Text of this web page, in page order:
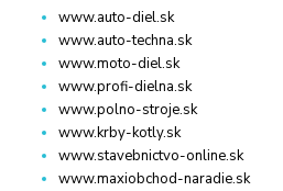
www.auto-diel.sk
www.auto-techna.sk
www.moto-diel.sk
www.profi-dielna.sk
www.polno-stroje.sk
www.krby-kotly.sk
www.stavebnictvo-online.sk
www.maxiobchod-naradie.sk